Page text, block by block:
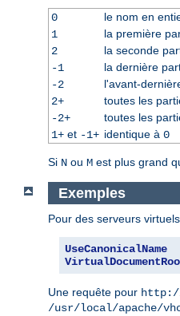
0
le nom en
1
la première
2
la seconde
-1
la dernière
-2
l'avant-
2+
toutes les
-2+
toutes les
1+et -1+ identique à 0
Si N ou M est plus grand
Exemples
Pour des serveurs
UseCanonicalName
Une requête pour http://
/usr/local/apache/